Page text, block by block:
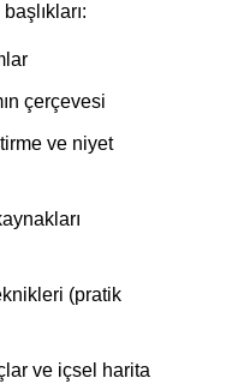
çerçevesi
ve niyet
(pratik
ve içsel harita